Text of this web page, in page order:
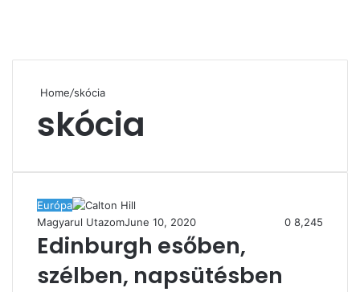
Home/skócia
skócia
Európa
Magyarul UtazomJune 10, 2020 0 8,245
Edinburgh esőben,
szélben, napsütésben